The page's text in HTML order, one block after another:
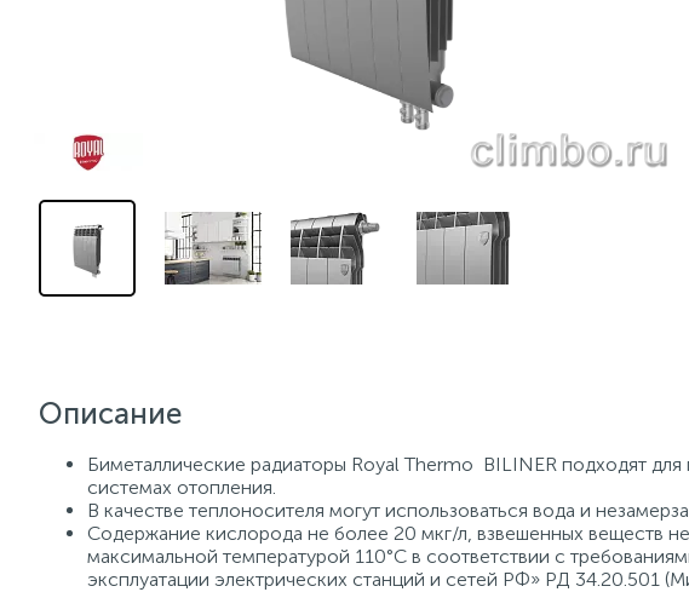
Описание
Биметаллические радиаторы Royal Thermo BILINER подходят
системах отопления.
В качестве теплоносителя могут использоваться вода и
Содержание кислорода не более 20 мкг/л, взвешенных веществ
максимальной температурой 110°С в соответствии с
эксплуатации электрических станций и сетей РФ» РД 34.20.501